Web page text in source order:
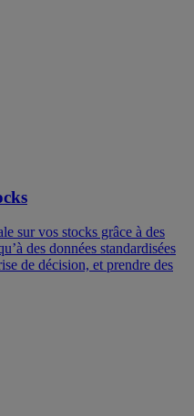
sur vos stocks grâce à des
des données standardisées
de décision, et prendre des